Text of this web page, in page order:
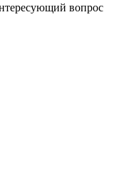
вопрос